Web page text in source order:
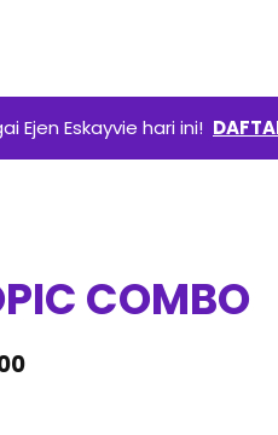
Eskayvie hari ini!
COMBO
Current